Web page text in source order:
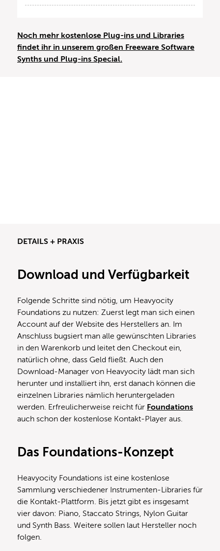
Noch mehr kostenlose Plug-ins und Libraries
findet ihr in unserem großen Freeware Software
Synths und Plug-ins Special.
DETAILS + PRAXIS
Download und Verfügbarkeit
Folgende Schritte sind nötig, um Heavyocity
Foundations zu nutzen: Zuerst legt man sich einen
Account auf der Website des Herstellers an. Im
Anschluss bugsiert man alle gewünschten Libraries
in den Warenkorb und leitet den Checkout ein,
natürlich ohne, dass Geld fließt. Auch den
Download-Manager von Heavyocity lädt man sich
herunter und installiert ihn, erst danach können die
einzelnen Libraries nämlich heruntergeladen
werden. Erfreulicherweise reicht für Foundations
auch schon der kostenlose Kontakt-Player aus.
Das Foundations-Konzept
Heavyocity Foundations ist eine kostenlose
Sammlung verschiedener Instrumenten-Libraries für
die Kontakt-Plattform. Bis jetzt gibt es insgesamt
vier davon: Piano, Staccato Strings, Nylon Guitar
und Synth Bass. Weitere sollen laut Hersteller noch
folgen.